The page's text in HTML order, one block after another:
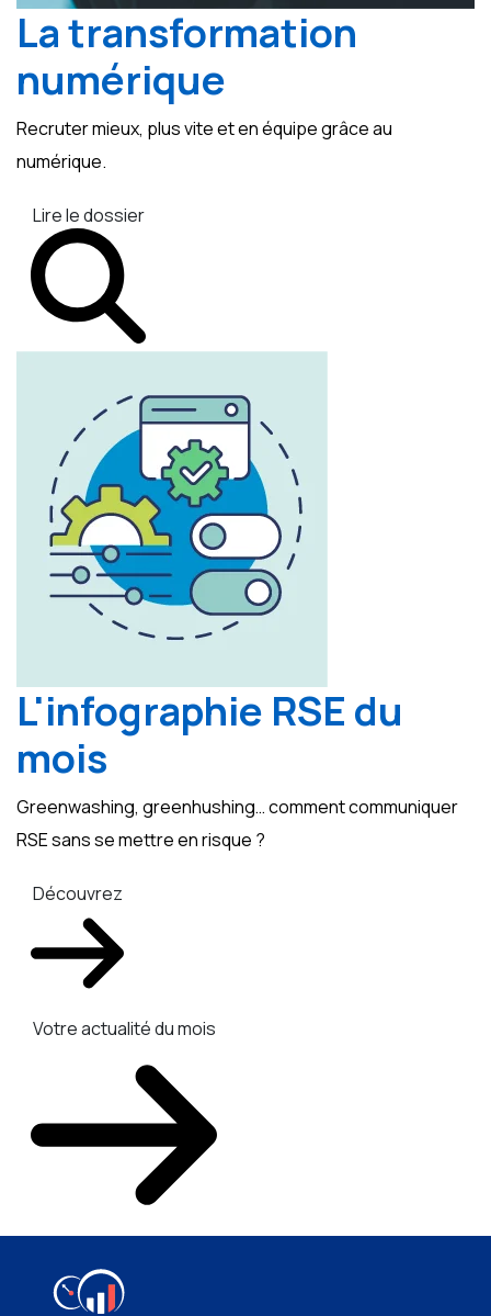
La transformation
numérique
Recruter mieux, plus vite et en équipe grâce au
numérique.
Lire le dossier
L'infographie RSE du
mois
Greenwashing, greenhushing… comment communiquer
RSE sans se mettre en risque ?
Découvrez
Votre actualité du mois